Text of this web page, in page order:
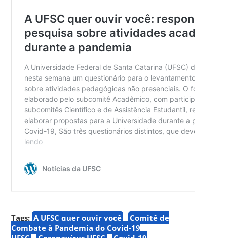
Tags: A UFSC quer ouvir você
Comitê de
Combate à Pandemia do Covid-19